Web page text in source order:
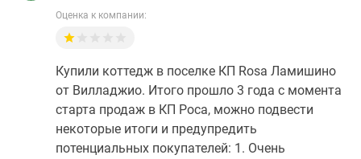
Оценка к компании:
Купили коттедж в поселке КП Rosa Ламишино
от Вилладжио. Итого прошло 3 года с момента
старта продаж в КП Роса, можно подвести
некоторые итоги и предупредить
потенциальных покупателей: 1. Очень